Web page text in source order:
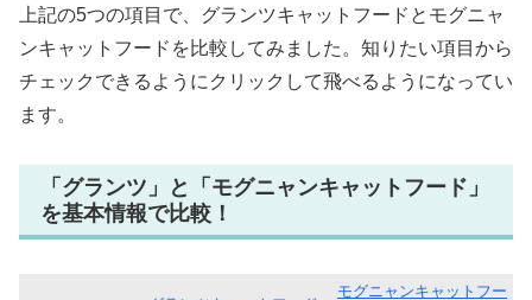
上記の5つの項目で、グランツキャットフードとモグニャ
ンキャットフードを比較してみました。知りたい項目から
チェックできるようにクリックして飛べるようになってい
ます。
「グランツ」と「モグニャンキャットフード」
を基本情報で比較！
モグニャンキャットフー